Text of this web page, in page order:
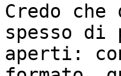
Credo
spesso
aperti: